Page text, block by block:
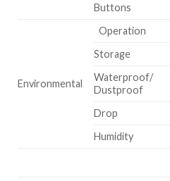
Buttons
Environmental
Operation
Storage
Waterproof/
Dustproof
Drop
Humidity